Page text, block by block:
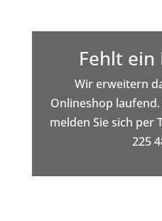
Fehlt ein
Wir erweitern
Onlineshop
melden Sie sich per
225